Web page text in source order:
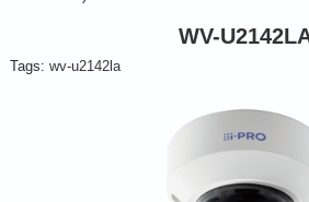
WV-
Tags: wv-u2142la